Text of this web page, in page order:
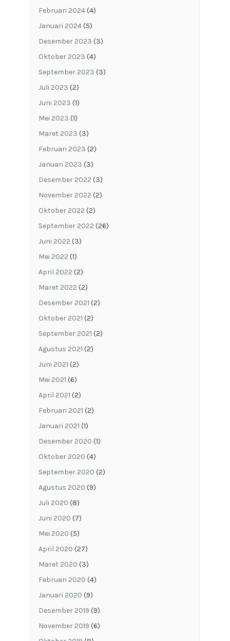
Februari 2024(4)
Januari 2024(5)
Desember 2023 (3)
Oktober 2023 (4)
September 2023 (3)
Juli 2023 (2)
Juni 2023 (1)
Mei 2023 (1)
Maret 2023 (3)
Februari 2023 (2)
Januari 2023 (3)
Desember 2022 (3)
November 2022 (2)
Oktober 2022 (2)
September 2022 (26)
Juni 2022 (3)
Mei 2022 (1)
April 2022 (2)
Maret 2022 (2)
Desember 2021 (2)
Oktober 2021 (2)
September 2021 (2)
Agustus 2021 (2)
Juni 2021 (2)
Mei 2021 (6)
April 2021 (2)
Februari 2021 (2)
Januari 2021 (1)
Desember 2020 (1)
Oktober 2020 (4)
September 2020 (2)
Agustus 2020 (9)
Juli 2020 (8)
Juni 2020 (7)
Mei 2020 (5)
April 2020 (27)
Maret 2020 (3)
Februari 2020 (4)
Januari 2020 (9)
Desember 2019 (9)
November 2019 (6)